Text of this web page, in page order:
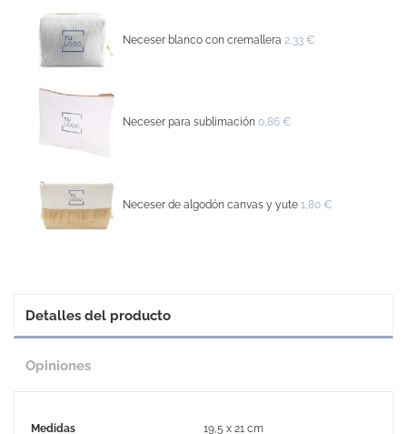
Neceser blanco con cremallera 2,33 €
Neceser para sublimación 0,86 €
Neceser de algodón canvas y yute 1,80 €
Detalles del producto
Opiniones
Medidas 19,5 x 21 cm